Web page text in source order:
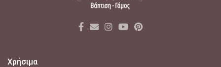
Χρήσιμα